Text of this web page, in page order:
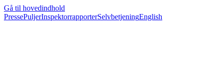
Gå til hovedindhold
PressePuljerInspektorrapporterSelvbetjeningEnglish